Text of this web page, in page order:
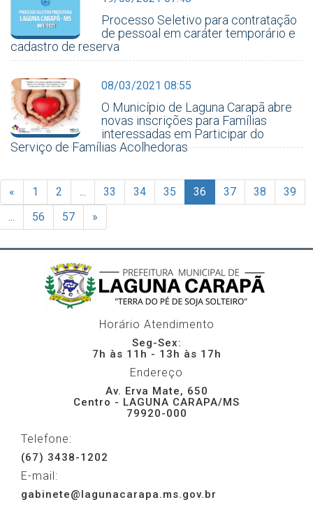
Processo Seletivo para contratação
de pessoal em caráter temporário e
cadastro de reserva
08/03/2021 08:55
O Município de Laguna Carapã abre
novas inscrições para Famílias
interessadas em Participar do
Serviço de Famílias Acolhedoras
« 1 2 33 34 35 36 37 38
39
56 57 »
Horário Atendimento
Seg-Sex:
7h às 11h - 13h às 17h
Endereço
Av. Erva Mate, 650
Centro - LAGUNA CARAPA/MS
79920-000
Telefone:
(67) 3438-1202
E-mail:
gabinete@lagunacarapa.ms.gov.br